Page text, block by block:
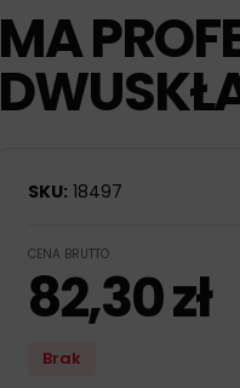
MA
SKU: 18497
CENA BRUTTO
82,30zł
Brak